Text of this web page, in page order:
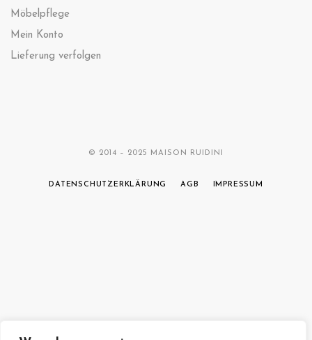
Möbelpflege
Mein Konto
Lieferung verfolgen
© 2014 – 2025 MAISON RUIDINI
DATENSCHUTZERKLÄRUNG AGB IMPRESSUM